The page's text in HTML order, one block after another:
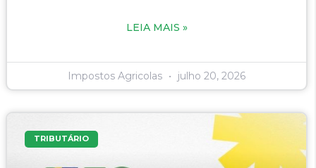
LEIA MAIS »
Impostos Agricolas julho 20, 2026
TRIBUTÁRIO